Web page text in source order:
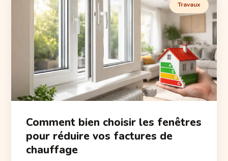
Travaux
Comment bien choisir les fenêtres
pour réduire vos factures de
chauffage